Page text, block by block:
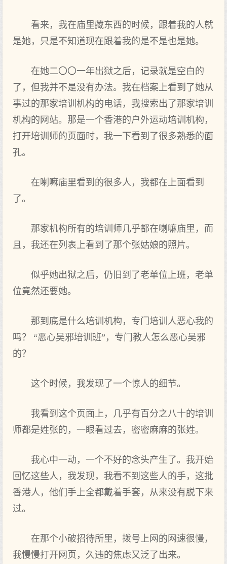
看来，我在庙里藏东西的时候，跟着我的人就
是她，只是不知道现在跟着我的是不是也是她。
在她二〇〇一年出狱之后，记录就是空白的
了，但我并不是没有办法。我在档案上看到了她从
事过的那家培训机构的电话，我搜索出了那家培训
机构的网站。那是一个香港的户外运动培训机构，
打开培训师的页面时，我一下看到了很多熟悉的面
孔。
在喇嘛庙里看到的很多人，我都在上面看到
了。
那家机构所有的培训师几乎都在喇嘛庙里，而
且，我还在列表上看到了那个张姑娘的照片。
似乎她出狱之后，仍旧到了老单位上班，老单
位竟然还要她。
那到底是什么培训机构，专门培训人恶心我的
吗？ “恶心吴邪培训班”，专门教人怎么恶心吴邪
的？
这个时候，我发现了一个惊人的细节。
我看到这个页面上，几乎有百分之八十的培训
师都是姓张的，一眼看过去，密密麻麻的张姓。
我心中一动，一个不好的念头产生了。我开始
回忆这些人，我发现，我看不到这些人的手，这批
香港人，他们手上全都戴着手套，从来没有脱下来
过。
在那个小破招待所里，拨号上网的网速很慢，
我慢慢打开网页，久违的焦虑又泛了出来。